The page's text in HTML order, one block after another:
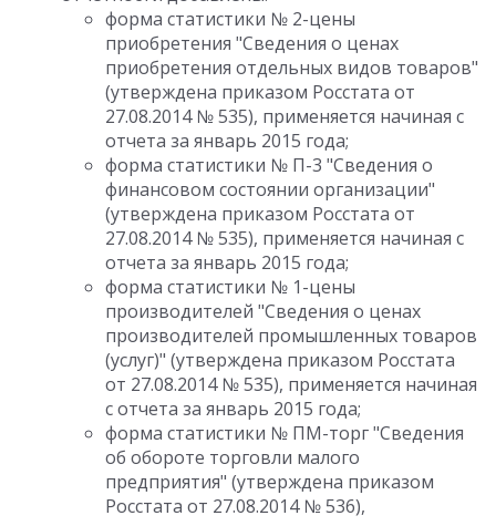
форма статистики № 2-цены
приобретения "Сведения о ценах
приобретения отдельных видов товаров"
(утверждена приказом Росстата от
27.08.2014 № 535), применяется начиная с
отчета за январь 2015 года;
форма статистики № П-3 "Сведения о
финансовом состоянии организации"
(утверждена приказом Росстата от
27.08.2014 № 535), применяется начиная с
отчета за январь 2015 года;
форма статистики № 1-цены
производителей "Сведения о ценах
производителей промышленных товаров
(услуг)" (утверждена приказом Росстата
от 27.08.2014 № 535), применяется начиная
с отчета за январь 2015 года;
форма статистики № ПМ-торг "Сведения
об обороте торговли малого
предприятия" (утверждена приказом
Росстата от 27.08.2014 № 536),